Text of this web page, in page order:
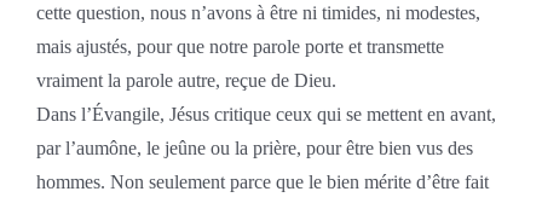
cette question, nous n’avons à être ni timides, ni modestes,
mais ajustés, pour que notre parole porte et transmette
vraiment la parole autre, reçue de Dieu.
Dans l’Évangile, Jésus critique ceux qui se mettent en avant,
par l’aumône, le jeûne ou la prière, pour être bien vus des
hommes. Non seulement parce que le bien mérite d’être fait